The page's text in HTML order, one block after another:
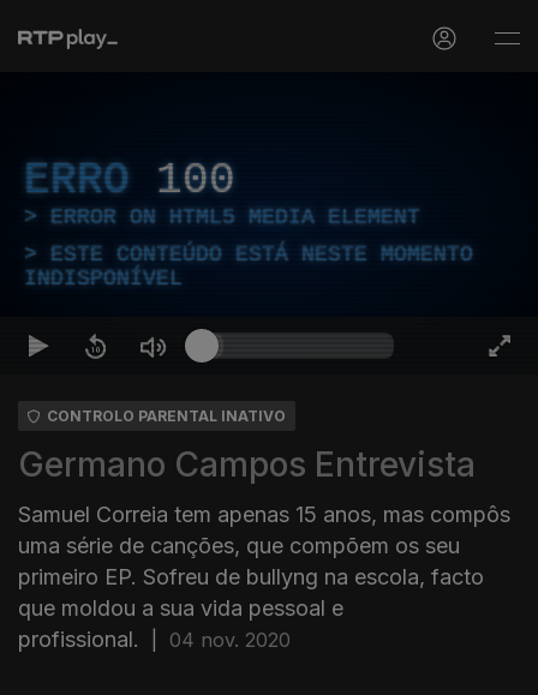
ERRO 100
ERROR ON HTML5 MEDIA ELEMENT
ESTE CONTEÚDO ESTÁ NESTE MOMENTO
INDISPONÍVEL
CONTROLO PARENTAL INATIVO
Germano Campos Entrevista
Samuel Correia tem apenas 15 anos, mas compôs
uma série de canções, que compõem os seu
primeiro EP. Sofreu de bullyng na escola, facto
que moldou a sua vida pessoal e
profissional.
04 nov. 2020